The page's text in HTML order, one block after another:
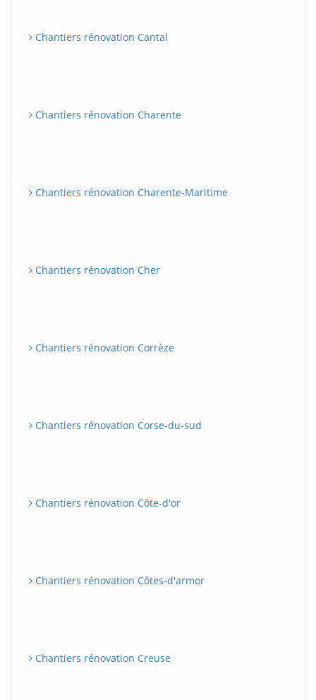
Chantiers rénovation Cantal
Chantiers rénovation Charente
Chantiers rénovation Charente-Maritime
Chantiers rénovation Cher
Chantiers rénovation Corrèze
Chantiers rénovation Corse-du-sud
Chantiers rénovation Côte-d'or
Chantiers rénovation Côtes-d'armor
Chantiers rénovation Creuse